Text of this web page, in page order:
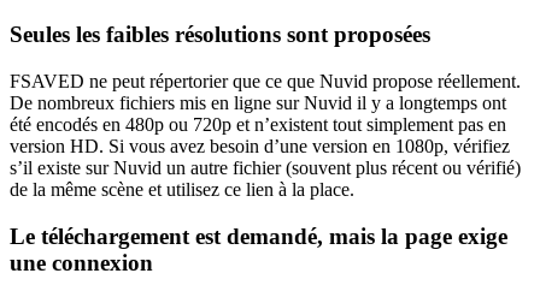
Seules les faibles résolutions sont proposées
FSAVED ne peut répertorier que ce que Nuvid propose réellement.
De nombreux fichiers mis en ligne sur Nuvid il y a longtemps ont
été encodés en 480p ou 720p et n’existent tout simplement pas en
version HD. Si vous avez besoin d’une version en 1080p, vérifiez
s’il existe sur Nuvid un autre fichier (souvent plus récent ou vérifié)
de la même scène et utilisez ce lien à la place.
Le téléchargement est demandé, mais la page exige
une connexion